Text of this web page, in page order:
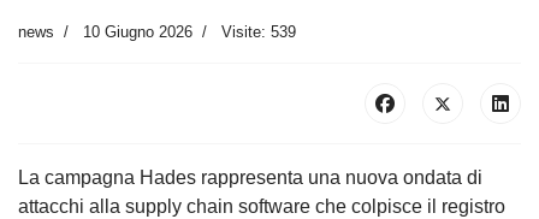
news 10 Giugno 2026 Visite: 539
La campagna Hades rappresenta una nuova ondata di
attacchi alla supply chain software che colpisce il registro